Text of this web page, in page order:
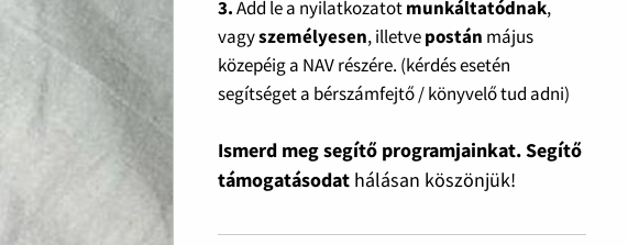
3.Add le a nyilatkozatotmunkáltatódnak,
vagyszemélyesen, illetvepostán május
közepéig a NAV részére. (kérdés esetén
segítséget a bérszámfejtő / könyvelő tud adni)
Ismerd meg segítő programjainkat. Segítő
támogatásodat hálásan köszönjük!